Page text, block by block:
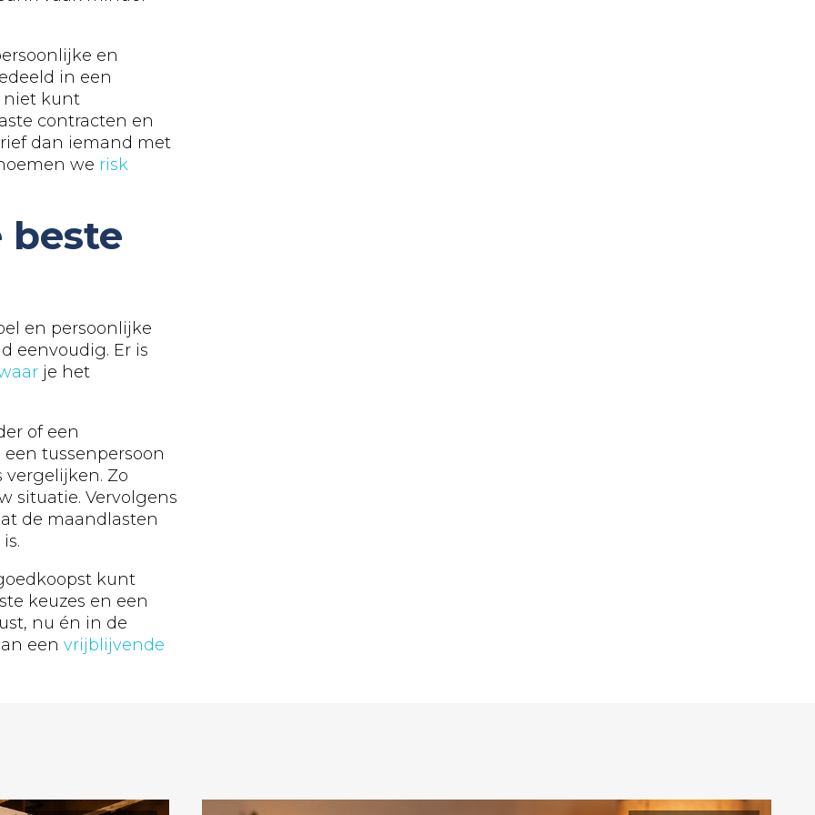
en
in een
niet kunt
contracten en
dan iemand met
we risk
beste
en persoonlijke
eenvoudig. Er is
je het
of een
tussenpersoon
Zo
situatie. Vervolgens
de maandlasten
kunt
keuzes en een
nu én in de
een vrijblijvende